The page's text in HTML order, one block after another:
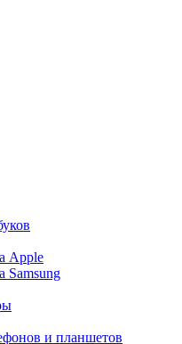
Apple
Samsung
и планшетов